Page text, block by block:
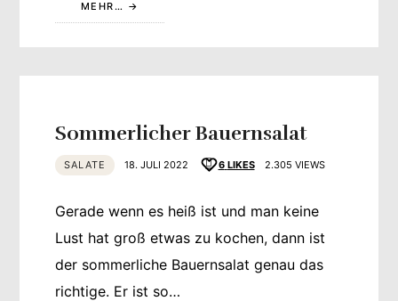
MEHR…
Sommerlicher Bauernsalat
SALATE 18. JULI 2022 6 LIKES 2.305 VIEWS
Gerade wenn es heiß ist und man keine
Lust hat groß etwas zu kochen, dann ist
der sommerliche Bauernsalat genau das
richtige. Er ist so…